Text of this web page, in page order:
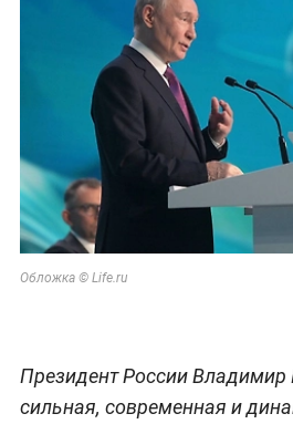
Обложка © Life.ru
Президент России Владимир
сильная, современная и